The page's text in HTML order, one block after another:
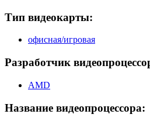
Тип видеокарты:
офисная/игровая
Разработчик
AMD
Название видеопроцессора: